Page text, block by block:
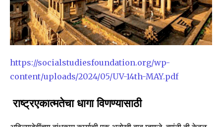
https://socialstudiesfoundation.org/wp-
content/uploads/2024/05/UV-14th-MAY.pdf
राष्ट्रएकात्मतेचा धागा विणण्यासाठी